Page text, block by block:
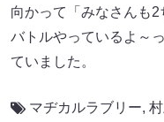
向かって「みなさんも
バトルやっているよ～
ていました。
マヂカルラブリー,